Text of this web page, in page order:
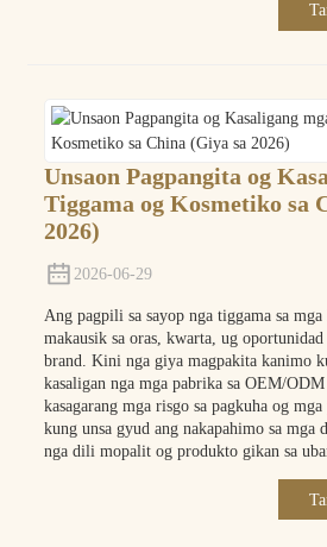
Unsaon Pagpangita og
Tiggama og Kosmetiko sa
2026)
2026-06-29
Ang pagpili sa sayop nga tiggama sa
makausik sa oras, kwarta, ug
brand. Kini nga giya magpakita kanimo
kasaligan nga mga pabrika sa OEM/
kasagarang mga risgo sa pagkuha og
kung unsa gyud ang nakapahimo sa mga
nga dili mopalit og produkto gikan sa